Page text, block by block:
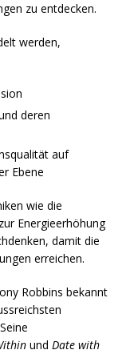
zu entdecken.
werden,
deren
auf
Ebene
wie die
Energieerhöhung
damit die
erreichen.
Robbins bekannt
und Date with